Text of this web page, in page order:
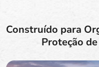
Construído para
Proteção